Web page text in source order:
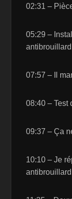
02:31 –
05:29 –
antibrouillard
07:57 – Il
08:40 – Test
09:37 – Ça
10:10 – Je
antibrouillard